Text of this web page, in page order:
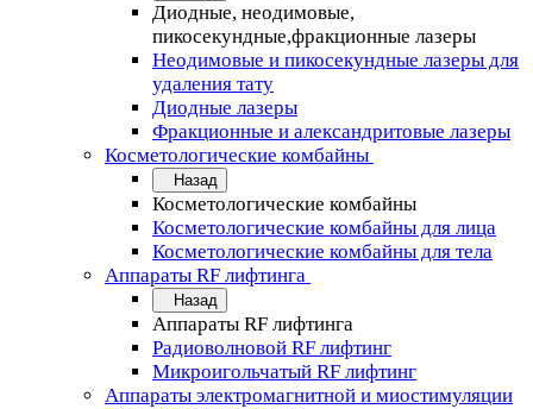
Диодные, неодимовые,
пикосекундные,фракционные лазеры
Неодимовые и пикосекундные лазеры для
удаления тату
Диодные лазеры
Фракционные и александритовые лазеры
Косметологические комбайны
Назад
Косметологические комбайны
Косметологические комбайны для лица
Косметологические комбайны для тела
Аппараты RF лифтинга
Назад
Аппараты RF лифтинга
Радиоволновой RF лифтинг
Микроигольчатый RF лифтинг
Аппараты электромагнитной и миостимуляции